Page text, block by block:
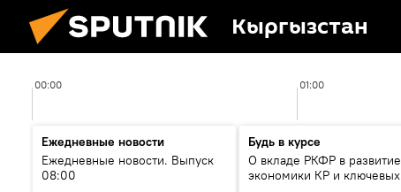
Кыргызстан
00:00 01:00
Ежедневные новости
Ежедневные новости. Выпуск
08:00
Будь в курсе
О вкладе РКФР в развитие
экономики КР и ключевых